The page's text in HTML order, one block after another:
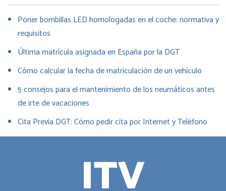
Poner bombillas LED homologadas en el coche: normativa y
requisitos
Última matrícula asignada en España por la DGT
Cómo calcular la fecha de matriculación de un vehículo
5 consejos para el mantenimiento de los neumáticos antes
de irte de vacaciones
Cita Previa DGT: Cómo pedir cita por Internet y Teléfono